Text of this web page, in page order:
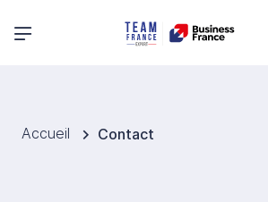
Menu principal
Accueil Contact